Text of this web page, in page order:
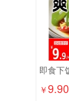
￥9.90